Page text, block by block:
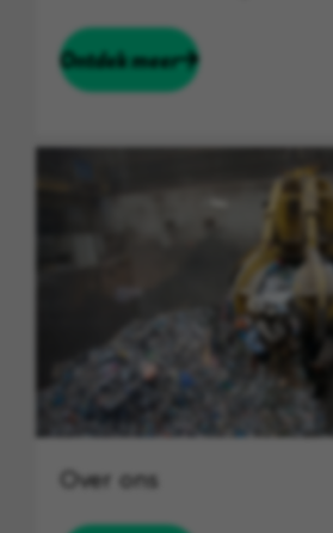
Ontdek meer
Over ons